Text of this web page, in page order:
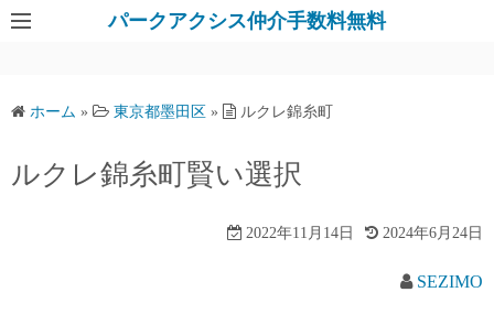
パークアクシス仲介手数料無料
ホーム » 東京都墨田区 » ルクレ錦糸町
ルクレ錦糸町賢い選択
2022年11月14日 2024年6月24日
SEZIMO